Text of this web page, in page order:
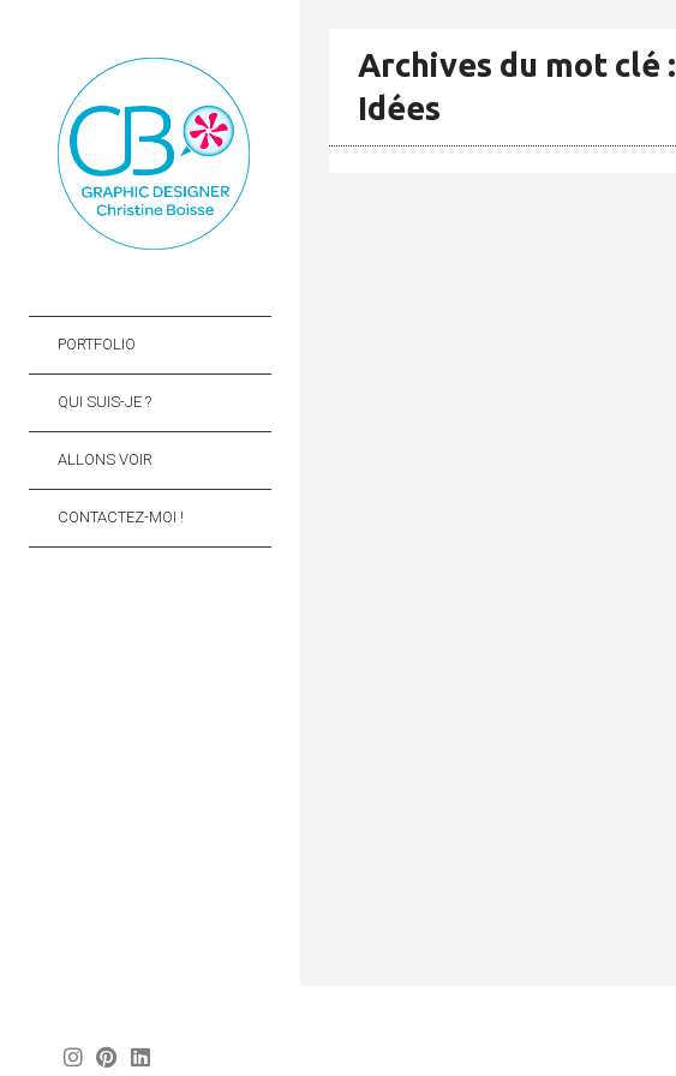
PORTFOLIO
QUI SUIS-JE ?
ALLONS VOIR
CONTACTEZ-MOI !
Instagram
Pinterest
Archives du mot clé :
Idées